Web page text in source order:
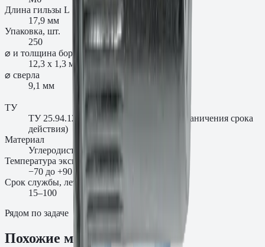
Длина гильзы L
17,9 мм
Упаковка, шт.
250
⌀ и толщина бортика d2 × K
12,3 x 1,3 мм
⌀ сверла
9,1 мм
ТУ
ТУ 25.94.12-003-00654724-2018 (без ограничения срока
действия)
Материал
Углеродистая сталь
Температура эксплуатации
−70 до +90 °C
Срок службы, лет
15–100
Рядом по задаче
Похожие модели